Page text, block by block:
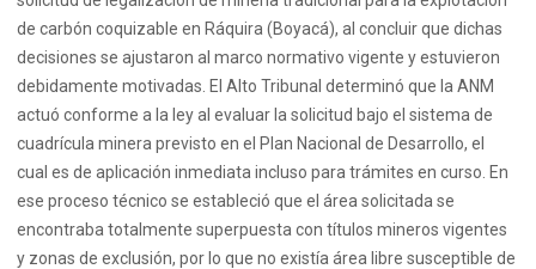
de carbón coquizable en Ráquira (Boyacá), al concluir que dichas
decisiones se ajustaron al marco normativo vigente y estuvieron
debidamente motivadas. El Alto Tribunal determinó que la ANM
actuó conforme a la ley al evaluar la solicitud bajo el sistema de
cuadrícula minera previsto en el Plan Nacional de Desarrollo, el
cual es de aplicación inmediata incluso para trámites en curso. En
ese proceso técnico se estableció que el área solicitada se
encontraba totalmente superpuesta con títulos mineros vigentes
y zonas de exclusión, por lo que no existía área libre susceptible de